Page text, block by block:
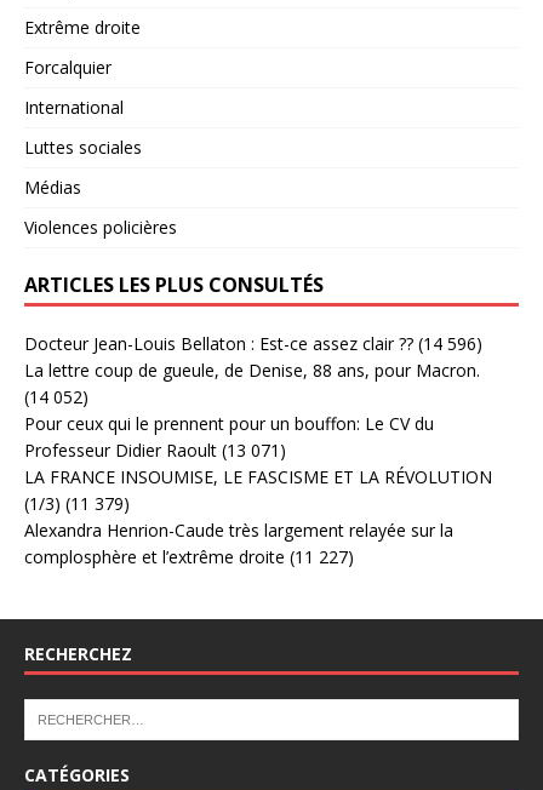
Extrême droite
Forcalquier
International
Luttes sociales
Médias
Violences policières
ARTICLES LES PLUS CONSULTÉS
Docteur Jean-Louis Bellaton : Est-ce assez clair ?? (14 596)
La lettre coup de gueule, de Denise, 88 ans, pour Macron.
(14 052)
Pour ceux qui le prennent pour un bouffon: Le CV du
Professeur Didier Raoult (13 071)
LA FRANCE INSOUMISE, LE FASCISME ET LA RÉVOLUTION
(1/3) (11 379)
Alexandra Henrion-Caude très largement relayée sur la
complosphère et l’extrême droite (11 227)
RECHERCHEZ
CATÉGORIES